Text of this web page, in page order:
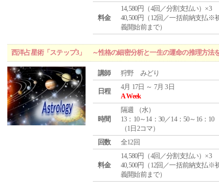
料金
14,580円（4回／分割支払い）×3
40,500円（12回／一括前納支払※
義開始前まで）
西洋占星術「ステップ3」 ～性格の細密分析と一生の運命の推理方法
講師 狩野 みどり
日程
4月 17日 ～ 7月 3日
A Week
時間
隔週 （水）
13：10～14：30／14：50～16：10
（1日2コマ）
回数
全12回
料金
14,580円（4回／分割支払い）×3
40,500円（12回／一括前納支払※
義開始前まで）